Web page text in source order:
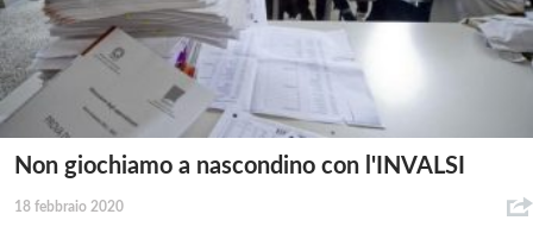
Non giochiamo a nascondino con l'INVALSI
18 febbraio 2020